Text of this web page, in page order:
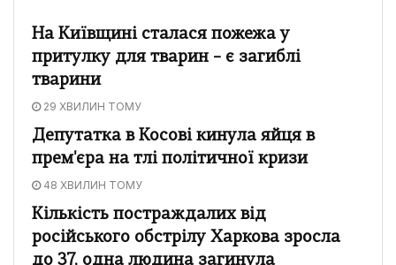
На Київщині сталася пожежа у
притулку для тварин – є загиблі
тварини
29 ХВИЛИН ТОМУ
Депутатка в Косові кинула яйця в
прем'єра на тлі політичної кризи
48 ХВИЛИН ТОМУ
Кількість постраждалих від
російського обстрілу Харкова зросла
до 37, одна людина загинула